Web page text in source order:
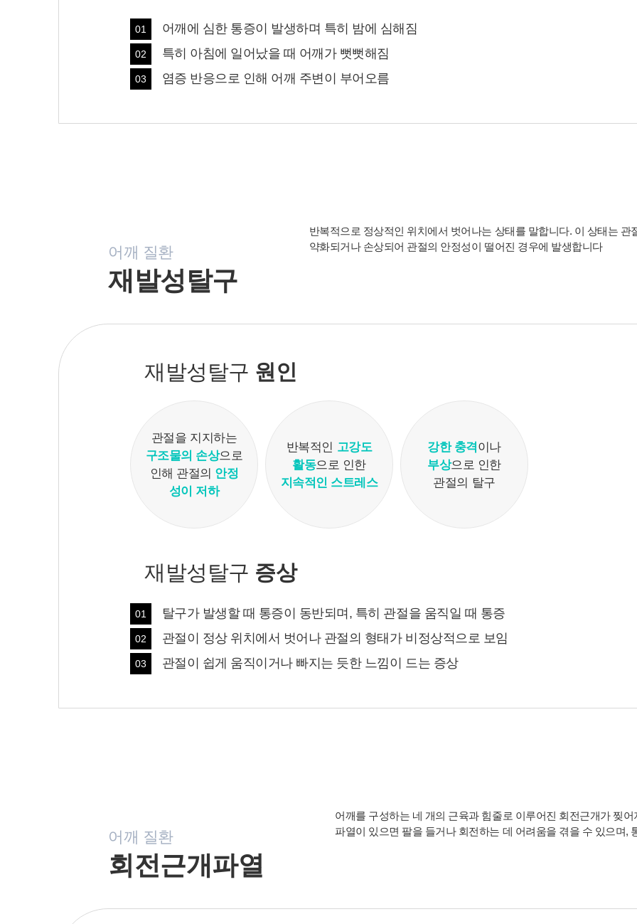
01 어깨에 심한 통증이 발생하며 특히 밤에 심해짐
02 특히 아침에 일어났을 때 어깨가 뻣뻣해짐
03 염증 반응으로 인해 어깨 주변이 부어오름
어깨 질환
재발성탈구
반복적으로 정상적인 위치에서 벗어나는 상태를 말합니다. 이 상태는 관
약화되거나 손상되어 관절의 안정성이 떨어진 경우에 발생합니다
재발성탈구 원인
관절을 지지하는
구조물의 손상으로
인해 관절의 안정
성이 저하
반복적인 고강도
활동으로 인한
지속적인 스트레스
강한 충격이나
부상으로 인한
관절의 탈구
재발성탈구 증상
01 탈구가 발생할 때 통증이 동반되며, 특히 관절을 움직일 때 통증
02 관절이 정상 위치에서 벗어나 관절의 형태가 비정상적으로 보임
03 관절이 쉽게 움직이거나 빠지는 듯한 느낌이 드는 증상
어깨 질환
회전근개파열
어깨를 구성하는 네 개의 근육과 힘줄로 이루어진 회전근개가 찢
파열이 있으면 팔을 들거나 회전하는 데 어려움을 겪을 수 있으며,
- 이벤트 프로모션에 참여하거나 선택형 서비스를 이용하려
는 경우 회원의 별도 동의 하에 아래의 정보를 수집할 수 있습
니다.
• 회원의 휴대전화기 주소록 내에 저장된 제3자의 휴대전화
스의 제공 등을 위해 이용합니다. 이용자의 개인정보는 원칙
적으로 개인정보의 수집 및 이용목적이 달성되거나 이용자가
직접 삭제, 수정 또는 회원 탈퇴한 경우에 재생할 수 없는 방
[회원가입정보]
집목적 또는 제공받은 목적이 달성된 경우에도 상법 등 법령
의 규정에 의하여 보존할 필요성이 있는 경우에는 귀하의 개
인정보를 보유할 수 있습니다.
- 소비자의 불만 또는 분쟁처리에 관한 기록 : 3년 (전자상거래
등에서의 소비자보호에 관한 법률)
- 신용정보의 수집/처리 및 이용 등에 관한 기록 : 3년 (신용정
적 또는 제공받은 목적이 달성된 경우에도 상법 등 법령의 규
정에 의하여 보존할 필요성이 있는 경우에는 귀하의 개인정
보를 보유할 수 있습니다.
- 소비자의 불만 또는 분쟁처리에 관한 기록 : 3년 (전자상거래
보의 이용 및 보호에 관한 법률)
회원은 연세바로척병원에서 수집하는 개인정보에 대해 동의
를 거부할 권리가 있으며 동의 거부 시에는 회원 가입, 진료
서비스를 이용하실 수 있습니다